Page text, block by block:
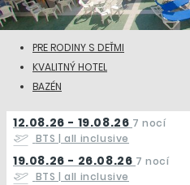
PRE RODINY S DEŤMI
KVALITNÝ HOTEL
BAZÉN
12.08.26 - 19.08.26 7 nocí
BTS| all inclusive
19.08.26 - 26.08.26 7 nocí
BTS| all inclusive